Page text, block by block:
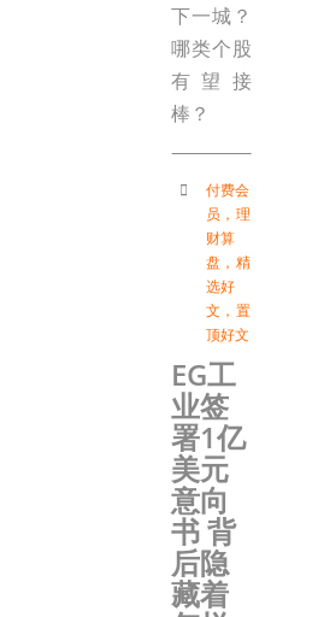
下一城？
哪类个股
有望接
棒？
付费会
员 ， 理
财算
盘 ， 精
选好
文 ， 置
顶好文
EG工
业签
署1亿
美元
意向
书 背
后隐
藏着